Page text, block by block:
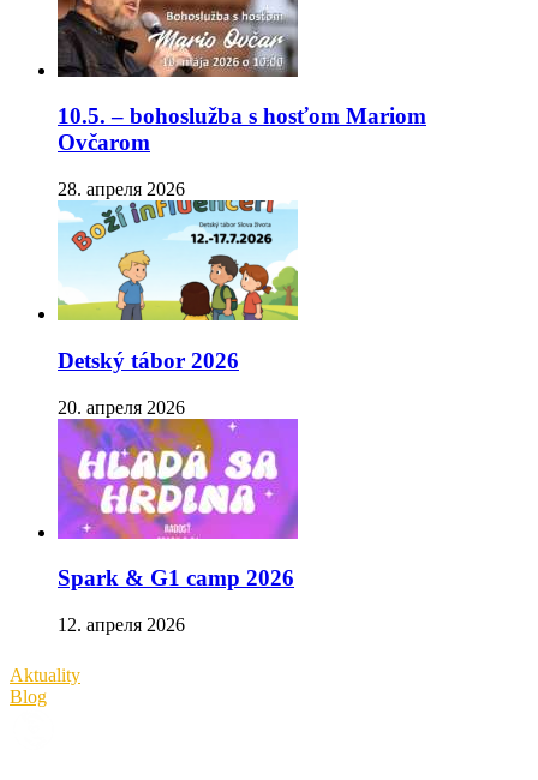
10.5. – bohoslužba s hosťom Mariom
Ovčarom
28. апреля 2026
Detský tábor 2026
20. апреля 2026
Spark & G1 camp 2026
12. апреля 2026
Aktuality
Blog